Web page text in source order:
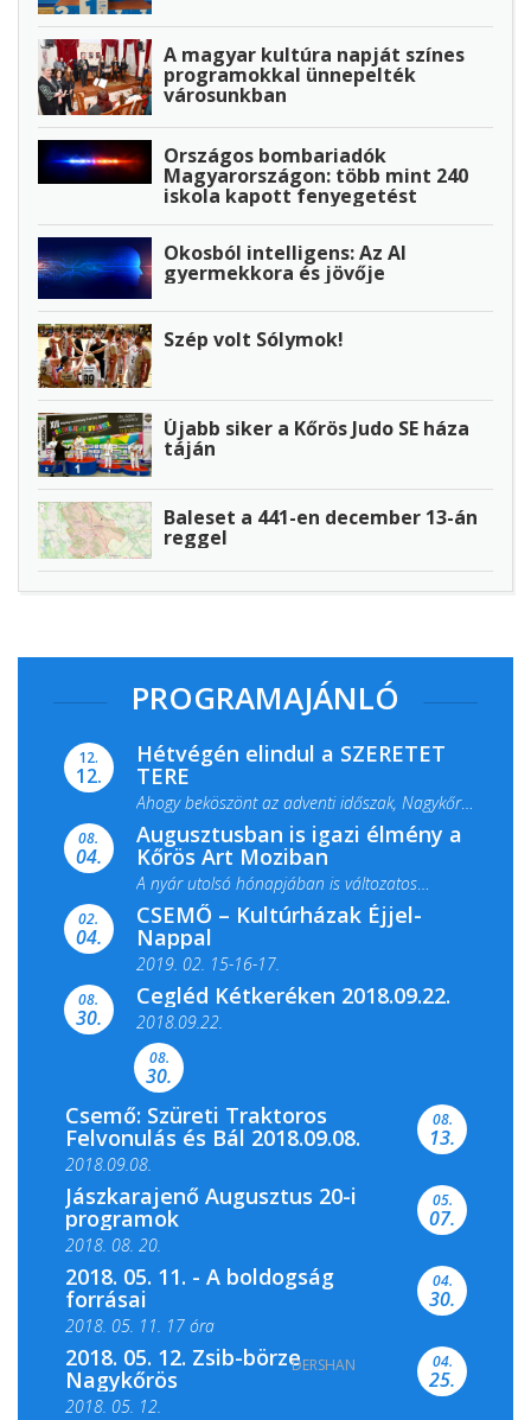
A magyar kultúra napját színes
programokkal ünnepelték
városunkban
Országos bombariadók
Magyarországon: több mint 240
iskola kapott fenyegetést
Okosból intelligens: Az AI
gyermekkora és jövője
Szép volt Sólymok!
Újabb siker a Kőrös Judo SE háza
táján
Baleset a 441-en december 13-án
reggel
PROGRAMAJÁNLÓ
12.
12.
Hétvégén elindul a SZERETET
TERE
Ahogy beköszönt az adventi időszak, Nagykőrös
ismét megtelik ünnepi fénnyel és közös...
08.
04.
Augusztusban is igazi élmény a
Kőrös Art Moziban
A nyár utolsó hónapjában is változatos
filmkínálattal, családi...
02.
04.
CSEMŐ – Kultúrházak Éjjel-
Nappal
2019. 02. 15-16-17.
Színes és tartalmas programokkal várja a
Csemői Községi Könyvtár és...
08.
30.
Cegléd Kétkeréken 2018.09.22.
2018.09.22.
08.
30.
Csemő: Szüreti Traktoros
Felvonulás és Bál 2018.09.08.
2018.09.08.
08.
13.
Jászkarajenő Augusztus 20-i
programok
2018. 08. 20.
05.
07.
2018. 05. 11. - A boldogság
forrásai
2018. 05. 11. 17 óra
2018. 05. 11. 19 óra
04.
30.
2018. 05. 12. Zsib-börze
Nagykőrös
2018. 05. 12.
04.
25.
DERSHAN